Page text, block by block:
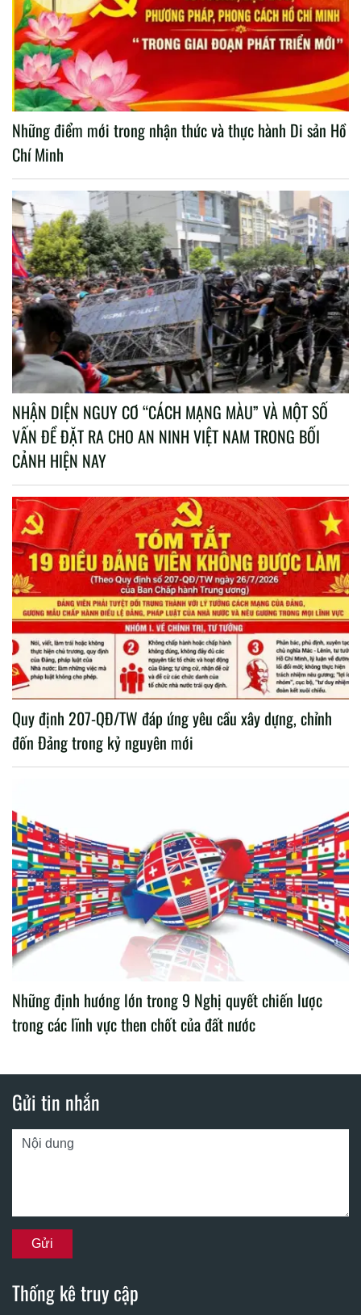
Những điểm mới trong nhận thức và thực hành Di sản Hồ
Chí Minh
NHẬN DIỆN NGUY CƠ “CÁCH MẠNG MÀU” VÀ MỘT SỐ
VẤN ĐỀ ĐẶT RA CHO AN NINH VIỆT NAM TRONG BỐI
CẢNH HIỆN NAY
Quy định 207-QĐ/TW đáp ứng yêu cầu xây dựng, chỉnh
đốn Đảng trong kỷ nguyên mới
Những định hướng lớn trong 9 Nghị quyết chiến lược
trong các lĩnh vực then chốt của đất nước
Gửi tin nhắn
Thống kê truy cập